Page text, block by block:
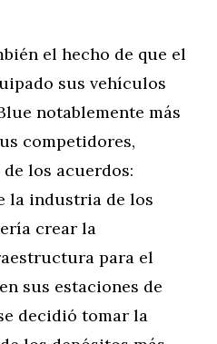
el hecho de que el
sus vehículos
notablemente más
competidores,
los acuerdos:
la industria de los
crear la
para el
sus estaciones de
decidió tomar la